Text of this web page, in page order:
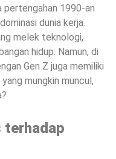
pertengahan 1990-an
dunia kerja.
melek teknologi,
hidup. Namun, di
Gen Z juga memiliki
mungkin muncul,
terhadap